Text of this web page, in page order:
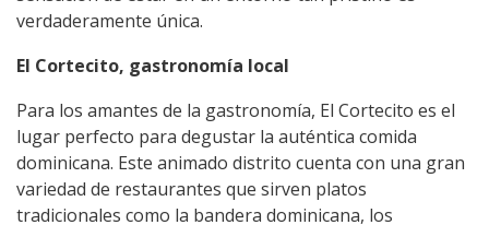
verdaderamente única.
El Cortecito, gastronomía local
Para los amantes de la gastronomía, El Cortecito es el
lugar perfecto para degustar la auténtica comida
dominicana. Este animado distrito cuenta con una gran
variedad de restaurantes que sirven platos
tradicionales como la bandera dominicana, los